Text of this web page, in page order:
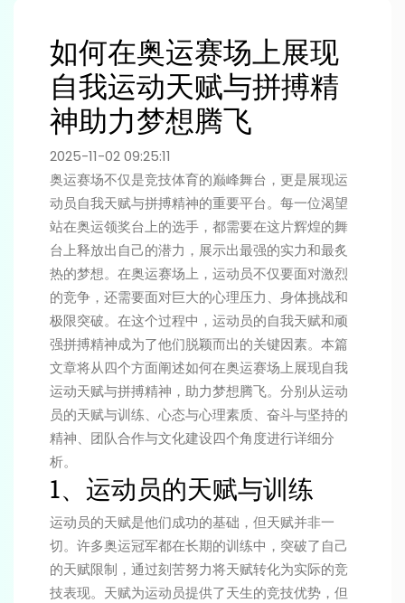
如何在奥运赛场上展现
自我运动天赋与拼搏精
神助力梦想腾飞
2025-11-02 09:25:11
奥运赛场不仅是竞技体育的巅峰舞台，更是展现运
动员自我天赋与拼搏精神的重要平台。每一位渴望
站在奥运领奖台上的选手，都需要在这片辉煌的舞
台上释放出自己的潜力，展示出最强的实力和最炙
热的梦想。在奥运赛场上，运动员不仅要面对激烈
的竞争，还需要面对巨大的心理压力、身体挑战和
极限突破。在这个过程中，运动员的自我天赋和顽
强拼搏精神成为了他们脱颖而出的关键因素。本篇
文章将从四个方面阐述如何在奥运赛场上展现自我
运动天赋与拼搏精神，助力梦想腾飞。分别从运动
员的天赋与训练、心态与心理素质、奋斗与坚持的
精神、团队合作与文化建设四个角度进行详细分
析。
1、运动员的天赋与训练
运动员的天赋是他们成功的基础，但天赋并非一
切。许多奥运冠军都在长期的训练中，突破了自己
的天赋限制，通过刻苦努力将天赋转化为实际的竞
技表现。天赋为运动员提供了天生的竞技优势，但